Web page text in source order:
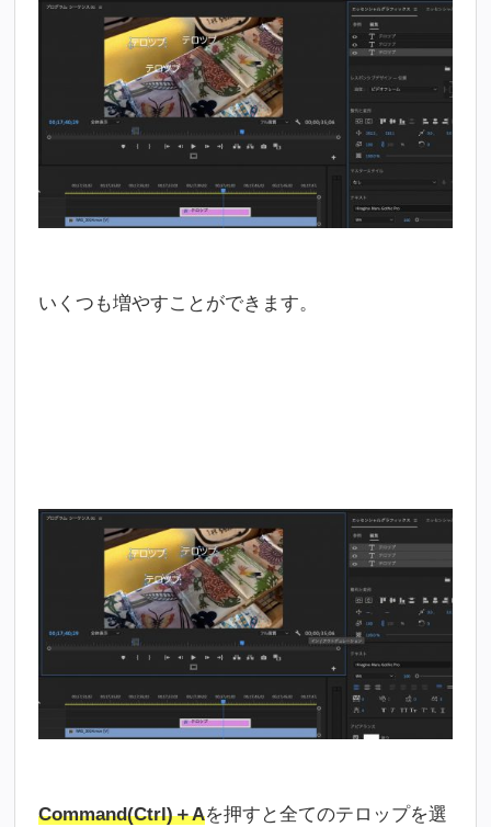
いくつも増やすことができます。
Command(Ctrl)＋Aを押すと全てのテロップを選